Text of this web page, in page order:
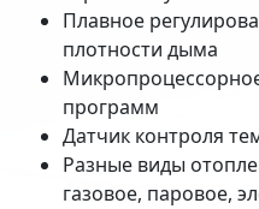
Плавное
плотности дыма
программ
Датчик контроля
Разные виды
газовое, паровое,